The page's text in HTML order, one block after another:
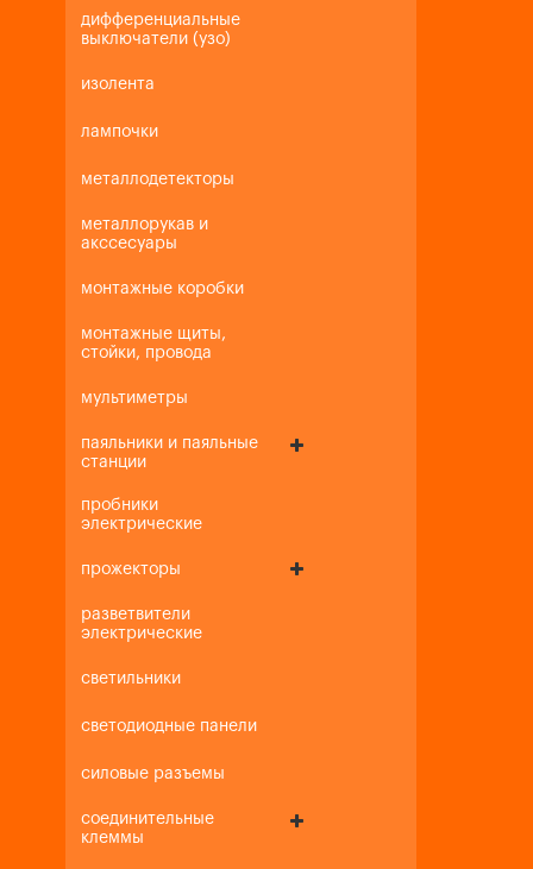
дифференциальные
выключатели (узо)
изолента
лампочки
металлодетекторы
металлорукав и
акссесуары
монтажные коробки
монтажные щиты,
стойки, провода
мультиметры
паяльники и паяльные
станции
пробники
электрические
прожекторы
разветвители
электрические
светильники
светодиодные панели
силовые разъемы
соединительные
клеммы